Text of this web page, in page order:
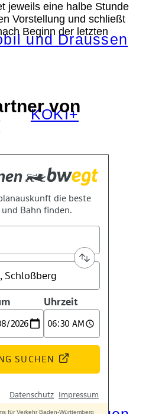
und Draussen
KOKI+
Kontakt
Kino
Das Team
jeweils eine halbe Stunde
Vorstellung und schließt
Beginn der letzten
von